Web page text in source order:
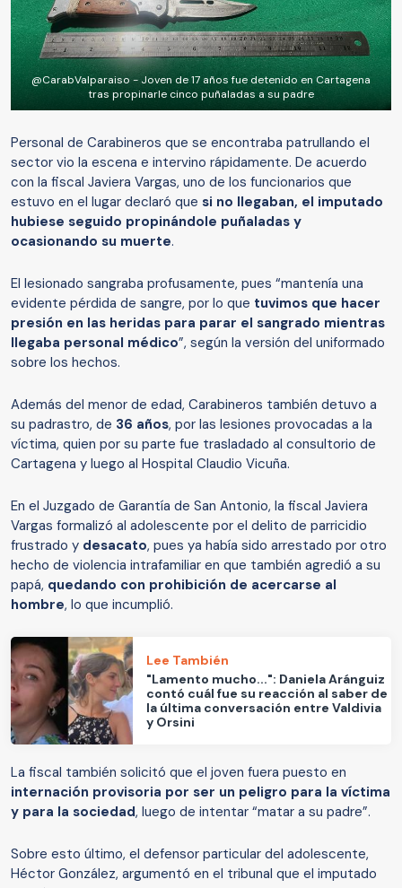
@CarabValparaiso - Joven de 17 años fue detenido en Cartagena
tras propinarle cinco puñaladas a su padre
Personal de Carabineros que se encontraba patrullando el
sector vio la escena e intervino rápidamente. De acuerdo
con la fiscal Javiera Vargas, uno de los funcionarios que
estuvo en el lugar declaró que si no llegaban, el imputado
hubiese seguido propinándole puñaladas y
ocasionando su muerte.
El lesionado sangraba profusamente, pues “mantenía una
evidente pérdida de sangre, por lo que tuvimos que hacer
presión en las heridas para parar el sangrado mientras
llegaba personal médico”, según la versión del uniformado
sobre los hechos.
Además del menor de edad, Carabineros también detuvo a
su padrastro, de 36 años, por las lesiones provocadas a la
víctima, quien por su parte fue trasladado al consultorio de
Cartagena y luego al Hospital Claudio Vicuña.
En el Juzgado de Garantía de San Antonio, la fiscal Javiera
Vargas formalizó al adolescente por el delito de parricidio
frustrado y desacato, pues ya había sido arrestado por otro
hecho de violencia intrafamiliar en que también agredió a su
papá, quedando con prohibición de acercarse al
hombre, lo que incumplió.
Lee También
"Lamento mucho...": Daniela Aránguiz
contó cuál fue su reacción al saber de
la última conversación entre Valdivia
y Orsini
La fiscal también solicitó que el joven fuera puesto en
internación provisoria por ser un peligro para la víctima
y para la sociedad, luego de intentar “matar a su padre”.
Sobre esto último, el defensor particular del adolescente,
Héctor González, argumentó en el tribunal que el imputado